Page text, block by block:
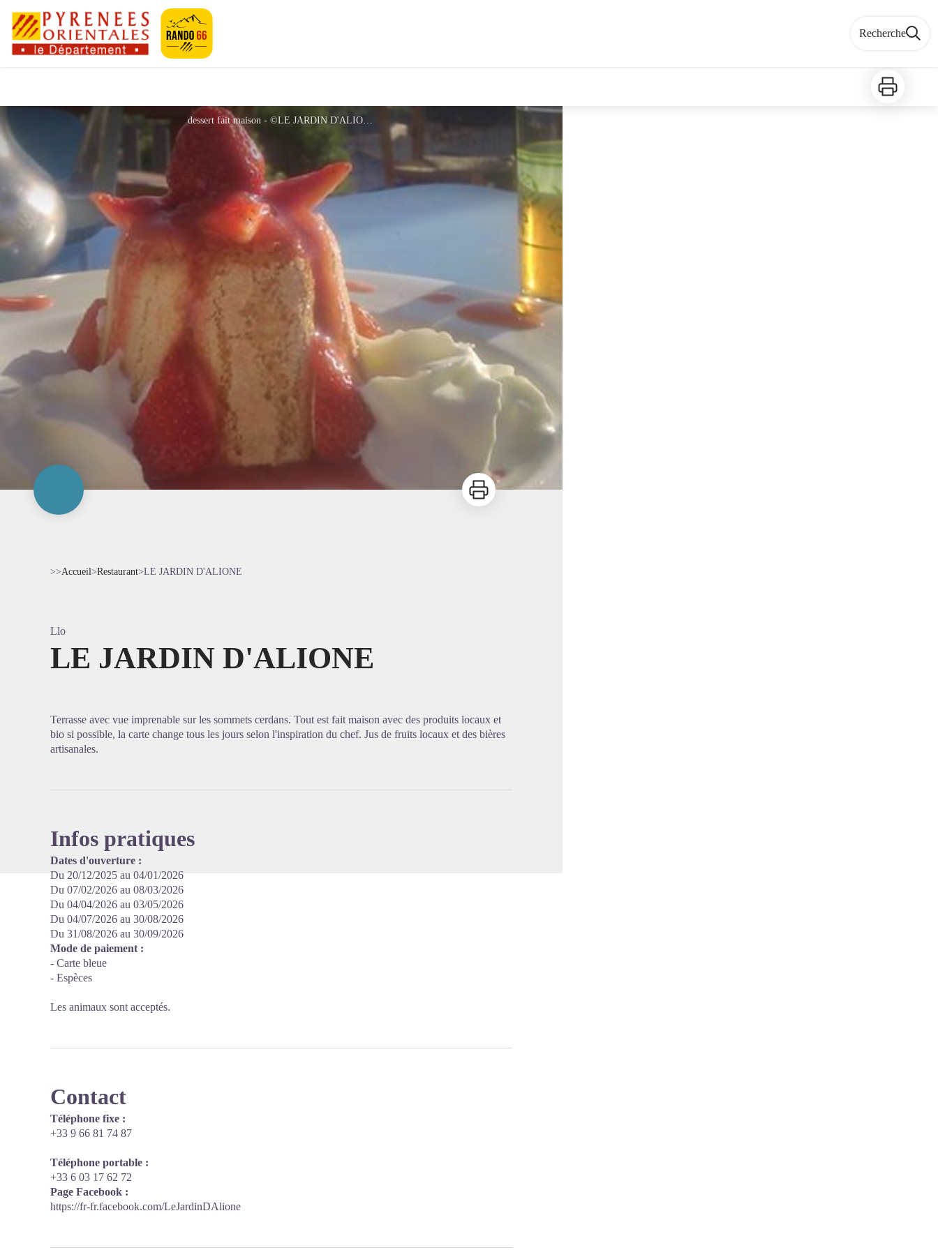
Recherche
Imprimer
dessert fait maison - ©LE JARDIN D'ALIONE
Imprimer
>>Accueil>Restaurant>LE JARDIN D'ALIONE
Llo
LE JARDIN D'ALIONE
Terrasse avec vue imprenable sur les sommets cerdans. Tout est fait maison avec des produits locaux et
bio si possible, la carte change tous les jours selon l'inspiration du chef. Jus de fruits locaux et des bières
artisanales.
Infos pratiques
Dates d'ouverture :
Du 20/12/2025 au 04/01/2026
Du 07/02/2026 au 08/03/2026
Du 04/04/2026 au 03/05/2026
Du 04/07/2026 au 30/08/2026
Du 31/08/2026 au 30/09/2026
Mode de paiement :
- Carte bleue
- Espèces
Les animaux sont acceptés.
Contact
Téléphone fixe :
+33 9 66 81 74 87
Téléphone portable :
+33 6 03 17 62 72
Page Facebook :
https://fr-fr.facebook.com/LeJardinDAlione